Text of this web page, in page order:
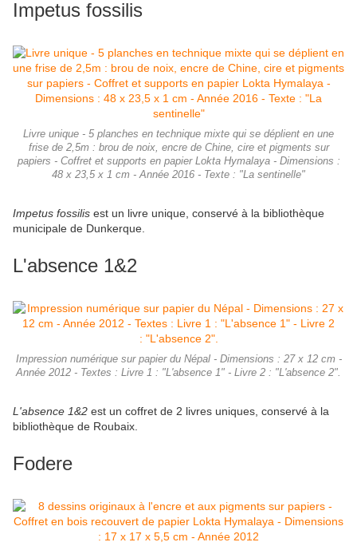
Impetus fossilis
Livre unique - 5 planches en technique mixte qui se déplient en une
frise de 2,5m : brou de noix, encre de Chine, cire et pigments sur
papiers - Coffret et supports en papier Lokta Hymalaya - Dimensions :
48 x 23,5 x 1 cm - Année 2016 - Texte : "La sentinelle"
Impetus fossilis est un livre unique, conservé à la bibliothèque
municipale de Dunkerque.
L'absence 1&2
Impression numérique sur papier du Népal - Dimensions : 27 x 12 cm -
Année 2012 - Textes : Livre 1 : "L'absence 1" - Livre 2 : "L'absence 2".
L'absence 1&2 est un coffret de 2 livres uniques, conservé à la
bibliothèque de Roubaix.
Fodere